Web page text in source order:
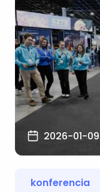
2026-01-09
konferencia